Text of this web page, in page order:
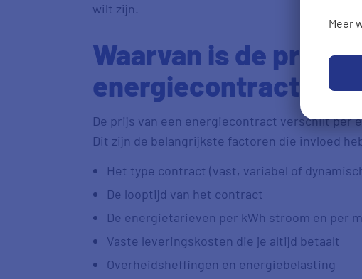
Meer
wilt zijn.
Waarvan is de prijs
energiecontract
De prijs van een energiecontract verschilt per
Dit zijn de belangrijkste factoren die invloed
Het type contract (vast, variabel of
De looptijd van het contract
De energietarieven per kWh stroom en per
Vaste leveringskosten die je altijd betaalt
Overheidsheffingen en energiebelasting